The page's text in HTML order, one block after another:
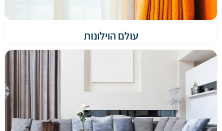
עולם הוילונות